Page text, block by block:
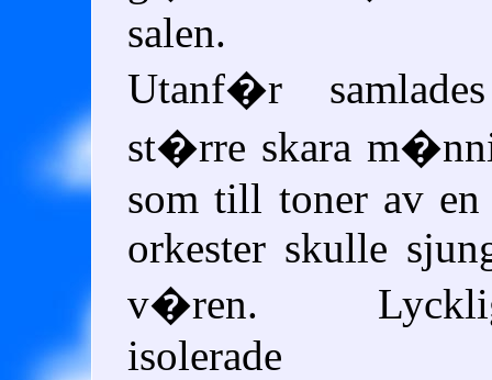
salen.
Utanf�r
st�rre skara
som till toner av
orkester skulle
v�ren.
isolerade